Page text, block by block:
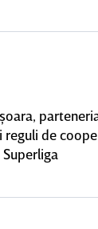
reguli de